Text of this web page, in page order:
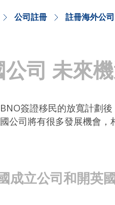
公司註冊 註冊海外公司
公司 未來
簽證移民的放寬計劃
公司將有很多發展機會，
成立公司和開英